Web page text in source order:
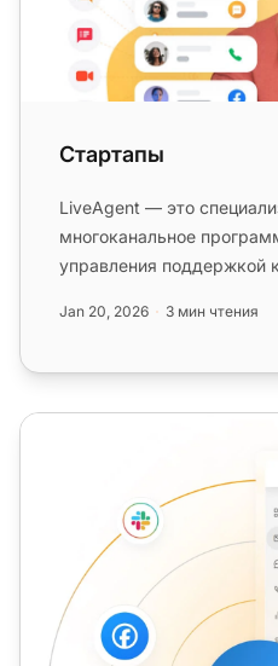
Стартапы
LiveAgent — это
многоканальное
управления поддержкой
Jan 20, 2026 3 мин чтения
Инструменты